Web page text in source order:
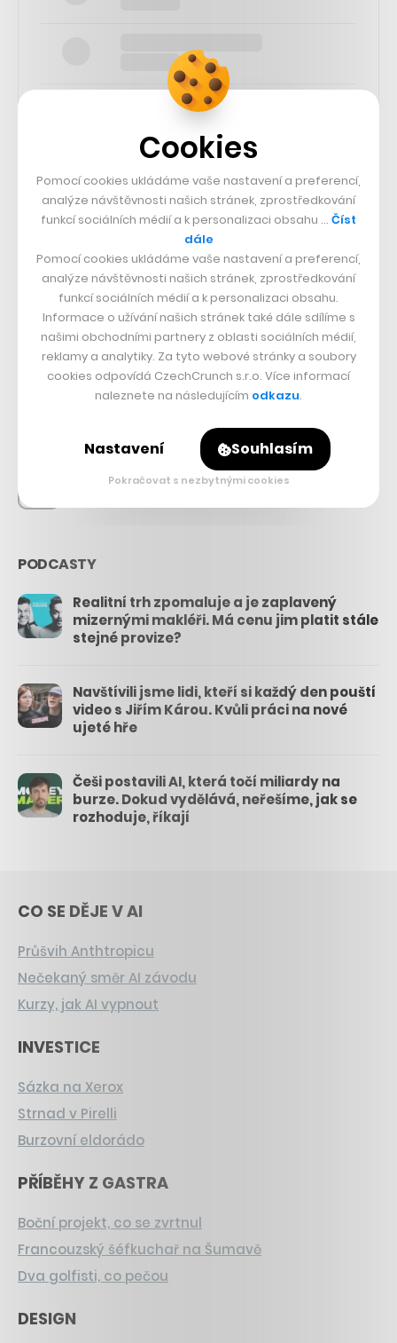
SLEDUJTE NÁS
73k
25k
56.4k
PODCASTY
Realitní trh zpomaluje a je zaplavený
mizernými makléři. Má cenu jim platit stále
stejné provize?
Navštívili jsme lidi, kteří si každý den pouští
video s Jiřím Károu. Kvůli práci na nové
ujeté hře
Češi postavili AI, která točí miliardy na
burze. Dokud vydělává, neřešíme, jak se
rozhoduje, říkají
CO SE DĚJE V AI
Průšvih Anthtropicu
Nečekaný směr AI závodu
Kurzy, jak AI vypnout
INVESTICE
Sázka na Xerox
Strnad v Pirelli
Burzovní eldorádo
PŘÍBĚHY Z GASTRA
Boční projekt, co se zvrtnul
Francouzský šéfkuchař na Šumavě
Dva golfisti, co pečou
DESIGN
Cookies
Pomocí cookies ukládáme vaše nastavení a preferencí,
analýze návštěvnosti našich stránek, zprostředkování
funkcí sociálních médií a k personalizaci obsahu … Číst
dále
Pomocí cookies ukládáme vaše nastavení a preferencí,
analýze návštěvnosti našich stránek, zprostředkování
funkcí sociálních médií a k personalizaci obsahu.
Informace o užívání našich stránek také dále sdílíme s
našimi obchodními partnery z oblasti sociálních médií,
reklamy a analytiky. Za tyto webové stránky a soubory
cookies odpovídá CzechCrunch s.r.o. Více informací
naleznete na následujícím odkazu.
Nastavení Souhlasím
Pokračovat s nezbytnými cookies